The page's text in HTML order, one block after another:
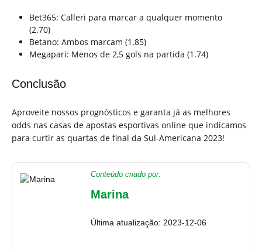
Bet365: Calleri para marcar a qualquer momento
(2.70)
Betano: Ambos marcam (1.85)
Megapari: Menos de 2,5 gols na partida (1.74)
Conclusão
Aproveite nossos prognósticos e garanta já as melhores
odds nas casas de apostas esportivas online que indicamos
para curtir as quartas de final da Sul-Americana 2023!
Conteúdo criado por:
Marina
Última atualização: 2023-12-06